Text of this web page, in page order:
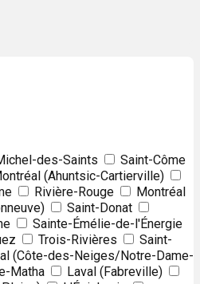
des-Saints
Saint-Côme
(Ahuntsic-Cartierville)
Rivière-Rouge
Montréal
Saint-Donat
Sainte-Émélie-de-l'Énergie
Trois-Rivières
Saint-
(Côte-des-Neiges/Notre-Dame-
Matha
Laval (Fabreville)